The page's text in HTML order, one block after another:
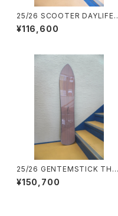
25/26 SCOOTER DAYLIFE
（※サイズ別で在庫あり）
¥116,600
25/26 GENTEMSTICK THE
CHASER HIGH PERFORMAN
CE 155.1
¥150,700